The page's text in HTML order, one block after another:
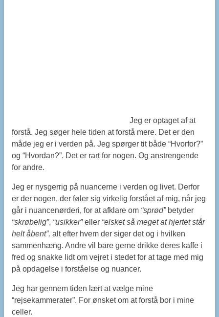
Jeg er optaget af at
forstå. Jeg søger hele tiden at forstå mere. Det er den
måde jeg er i verden på. Jeg spørger tit både “Hvorfor?”
og “Hvordan?”. Det er rart for nogen. Og anstrengende
for andre.
Jeg er nysgerrig på nuancerne i verden og livet. Derfor
er der nogen, der føler sig virkelig forstået af mig, når jeg
går i nuancenørderi, for at afklare om “sprød”betyder
“skrøbelig”, “usikker”eller “elsket så meget at hjertet står
helt åbent”, alt efter hvem der siger det og i hvilken
sammenhæng. Andre vil bare gerne drikke deres kaffe i
fred og snakke lidt om vejret i stedet for at tage med mig
på opdagelse i forståelse og nuancer.
Jeg har gennem tiden lært at vælge mine
“rejsekammerater”. For ønsket om at forstå bor i mine
celler.